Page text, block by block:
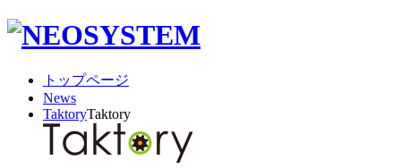
トップページ
News
TaktoryTaktory